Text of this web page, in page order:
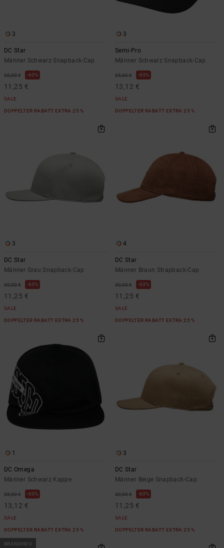
3
DC Star
Männer Schwarz Snapback-Cap
30,00 € 63%
11,25 €
SALE
DOPPELTER RABATT EXTRA 25 %
3
Semi-Pro
Männer Schwarz Snapback-Cap
35,00 € 63%
13,12 €
SALE
DOPPELTER RABATT EXTRA 25 %
3
DC Star
Männer Grau Snapback-Cap
30,00 € 63%
11,25 €
SALE
DOPPELTER RABATT EXTRA 25 %
4
DC Star
Männer Braun Strapback-Cap
30,00 € 63%
11,25 €
SALE
DOPPELTER RABATT EXTRA 25 %
1
DC Omega
Männer Schwarz Kappe
35,00 € 63%
13,12 €
SALE
DOPPELTER RABATT EXTRA 25 %
3
DC Star
Männer Beige Snapback-Cap
30,00 € 63%
11,25 €
SALE
DOPPELTER RABATT EXTRA 25 %
BRANDNEU